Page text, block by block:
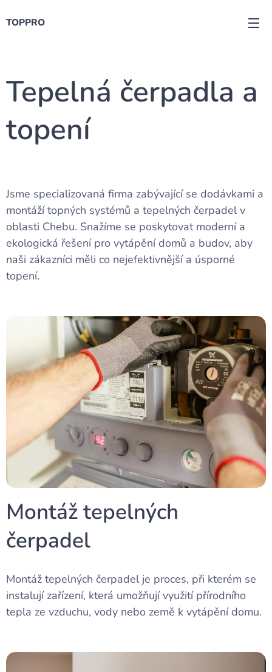
TOPPRO
Tepelná čerpadla a
topení
Jsme specializovaná firma zabývající se dodávkami a
montáží topných systémů a tepelných čerpadel v
oblasti Chebu. Snažíme se poskytovat moderní a
ekologická řešení pro vytápění domů a budov, aby
naši zákazníci měli co nejefektivnější a úsporné
topení.
Montáž tepelných
čerpadel
Montáž tepelných čerpadel je proces, při kterém se
instalují zařízení, která umožňují využití přírodního
tepla ze vzduchu, vody nebo země k vytápění domu.